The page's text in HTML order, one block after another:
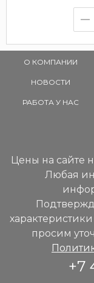
–
О КОМПАНИИ
НОВОСТИ
РАБОТА У НАС
Цены на сайте
Любая
просим
+7